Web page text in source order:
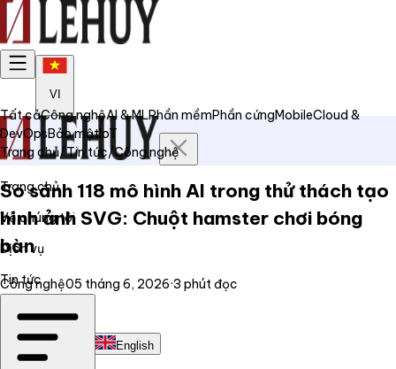
VI
Trang chủ
Về chúng tôi
Dịch vụ
Tin tức
Liên hệ
Tiếng Việt English
Tất cảCông nghệAI & MLPhần mềmPhần cứngMobileCloud &
DevOpsBảo mậtIoT
Trang chủ/Tin tức/Công nghệ
So sánh 118 mô hình AI trong thử thách tạo
hình ảnh SVG: Chuột hamster chơi bóng
bàn
Công nghệ05 tháng 6, 2026·3 phút đọc